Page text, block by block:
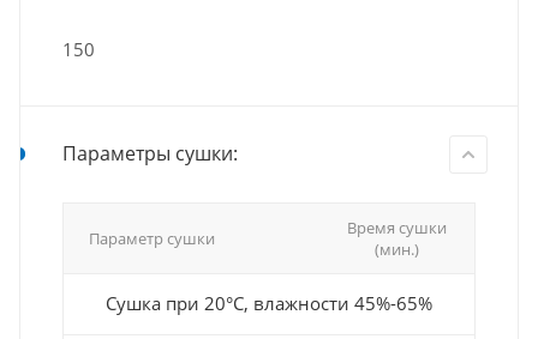
150
Параметры сушки:
Параметр сушки
Время сушки
(мин.)
Сушка при 20°С, влажности 45%-65%